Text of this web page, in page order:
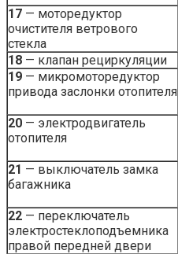
17 — моторедуктор
очистителя ветрового
стекла
18 — клапан рециркуляции
19 — микромоторедуктор
привода заслонки отопителя
20 — электродвигатель
отопителя
21 — выключатель замка
багажника
22 — переключатель
электростеклоподъемника
правой передней двери